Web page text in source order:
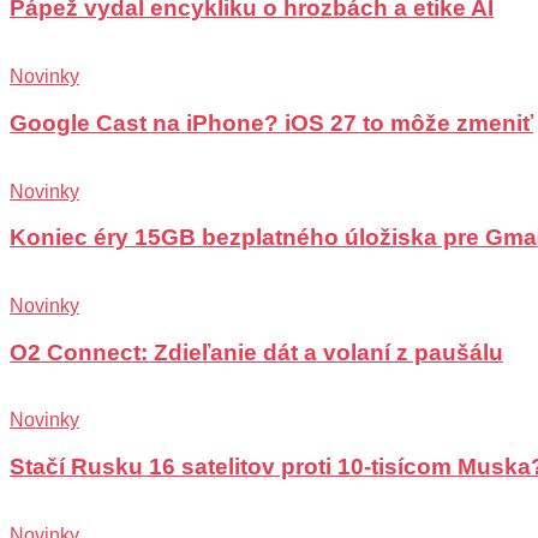
Pápež vydal encykliku o hrozbách a etike AI
Novinky
Google Cast na iPhone? iOS 27 to môže zmeniť
Novinky
Koniec éry 15GB bezplatného úložiska pre
Novinky
O2 Connect: Zdieľanie dát a volaní z paušálu
Novinky
Stačí Rusku 16 satelitov proti 10-tisícom